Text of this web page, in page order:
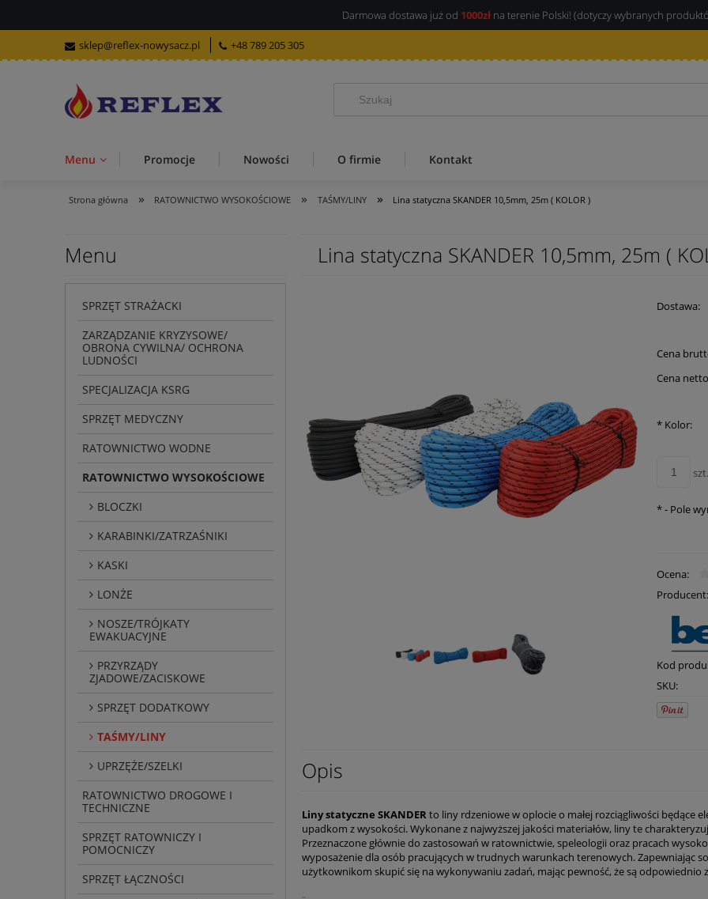
Darmowa dostawa już od 1000zł na terenie Polski! (dotyczy wybranych
sklep@reflex-nowysacz.pl +48 789 205 305
Menu Promocje Nowości O firmie Kontakt
Strona główna » RATOWNICTWO WYSOKOŚCIOWE » TAŚMY/LINY » Lina statyczna SKANDER 10,5mm, 25m ( KOLOR )
Menu
SPRZĘT STRAŻACKI
ZARZĄDZANIE KRYZYSOWE/
OBRONA CYWILNA/ OCHRONA
LUDNOŚCI
SPECJALIZACJA KSRG
SPRZĘT MEDYCZNY
RATOWNICTWO WODNE
RATOWNICTWO WYSOKOŚCIOWE
BLOCZKI
KARABINKI/ZATRZAŚNIKI
KASKI
LONŻE
NOSZE/TRÓJKATY
EWAKUACYJNE
PRZYRZĄDY
ZJADOWE/ZACISKOWE
SPRZĘT DODATKOWY
TAŚMY/LINY
UPRZĘŻE/SZELKI
RATOWNICTWO DROGOWE I
TECHNICZNE
SPRZĘT RATOWNICZY I
POMOCNICZY
SPRZĘT ŁĄCZNOŚCI
Lina statyczna SKANDER 10,5mm, 25m (
Dostawa:
Cena
Cena
* Kolor:
szt.
*- Pole
Ocena:
Producent:
Kod
SKU:
Opis
Liny statyczne SKANDERto liny rdzeniowe w oplocie o małej rozciągliwości
upadkom z wysokości. Wykonane z najwyższej jakości materiałów, liny te
Przeznaczone głównie do zastosowań w ratownictwie, speleologii oraz pracach
wyposażenie dla osób pracujących w trudnych warunkach terenowych. Zapewniając
użytkownikom skupić się na wykonywaniu zadań, mając pewność, że są